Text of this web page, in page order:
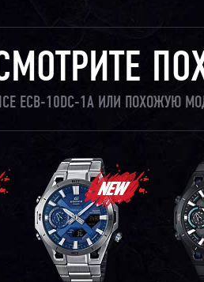
ECB-10DC-1A ИЛИ ПОХОЖУЮ